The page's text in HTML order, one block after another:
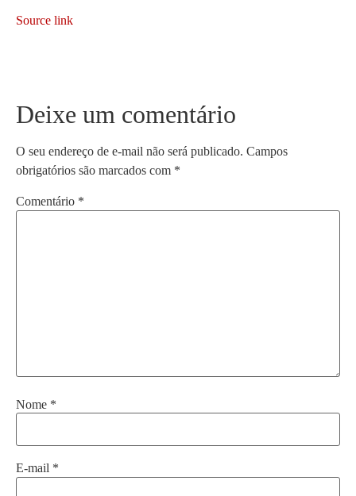
Source link
Deixe um comentário
O seu endereço de e-mail não será publicado. Campos
obrigatórios são marcados com *
Comentário *
Nome *
E-mail *